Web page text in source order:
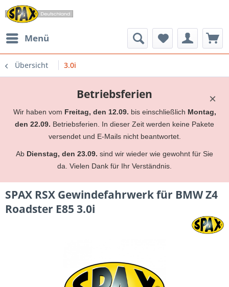
Menü
Übersicht 3.0i
×
Betriebsferien
Wir haben vom Freitag, den 12.09. bis einschließlich Montag,
den 22.09. Betriebsferien. In dieser Zeit werden keine Pakete
versendet und E-Mails nicht beantwortet.
Ab Dienstag, den 23.09. sind wir wieder wie gewohnt für Sie
da. Vielen Dank für Ihr Verständnis.
SPAX RSX Gewindefahrwerk für BMW Z4
Roadster E85 3.0i